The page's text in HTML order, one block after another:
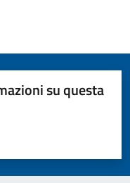
su questa